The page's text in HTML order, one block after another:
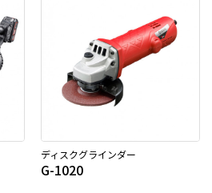
ディスクグラインダー
G-1020